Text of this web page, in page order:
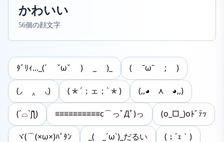
かわいい
56個の顔文字
ﾀﾞﾘｨ..._(´ ˇωˇ ) _ )_ ( ˘ω˘ ; )
(◞ ‸ ◟) (*´；ェ；`*) (,,◕ ⋏ ◕,,)
(´⌓`ʃƪ) ≡≡≡≡≡≡≡≡≡≡c⌒っﾟДﾟ)っ (o_□_)oﾄﾞﾃｯ
ヾ(⌒(×ω×)ﾊﾞﾀﾝ _( _´ω`)_だるい (；´ｪ｀)